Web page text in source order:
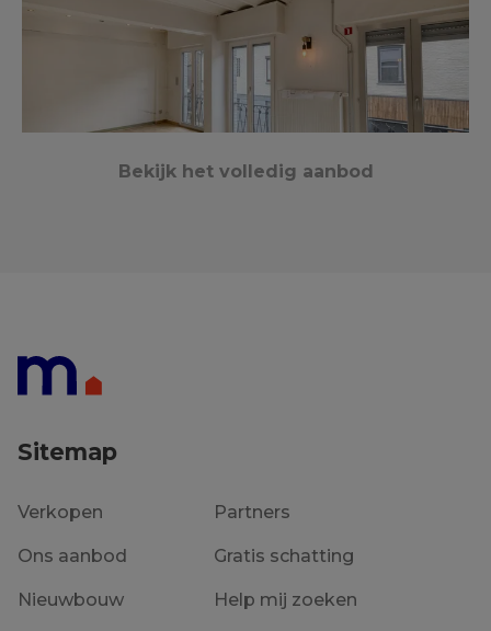
Bekijk het volledig aanbod
Sitemap
Verkopen
Ons aanbod
Nieuwbouw
Partners
Gratis schatting
Help mij zoeken